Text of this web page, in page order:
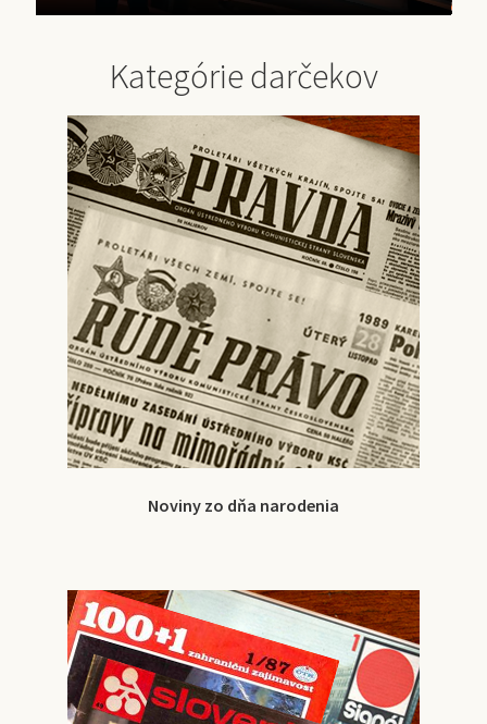
Kategórie darčekov
Noviny zo dňa narodenia